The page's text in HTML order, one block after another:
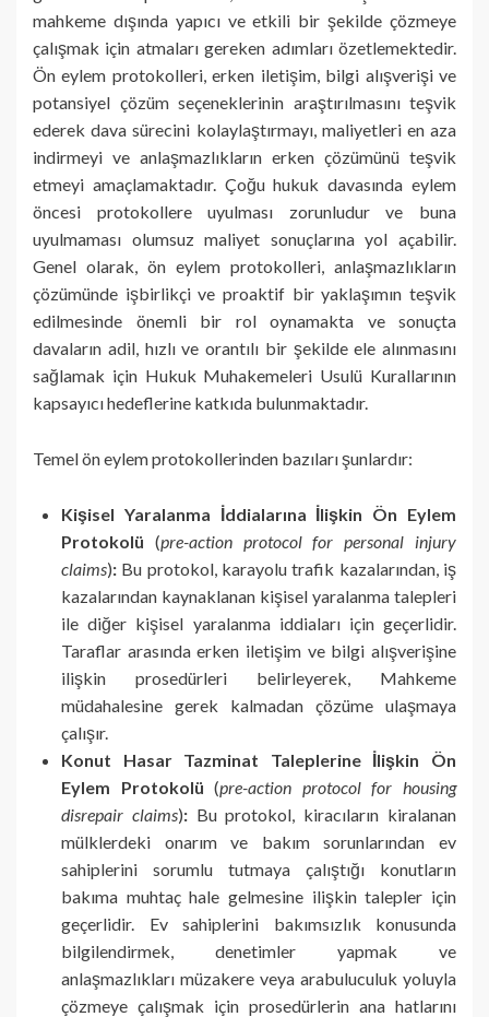
mahkeme dışında yapıcı ve etkili bir şekilde çözmeye
çalışmak için atmaları gereken adımları özetlemektedir.
Ön eylem protokolleri, erken iletişim, bilgi alışverişi ve
potansiyel çözüm seçeneklerinin araştırılmasını teşvik
ederek dava sürecini kolaylaştırmayı, maliyetleri en aza
indirmeyi ve anlaşmazlıkların erken çözümünü teşvik
etmeyi amaçlamaktadır. Çoğu hukuk davasında eylem
öncesi protokollere uyulması zorunludur ve buna
uyulmaması olumsuz maliyet sonuçlarına yol açabilir.
Genel olarak, ön eylem protokolleri, anlaşmazlıkların
çözümünde işbirlikçi ve proaktif bir yaklaşımın teşvik
edilmesinde önemli bir rol oynamakta ve sonuçta
davaların adil, hızlı ve orantılı bir şekilde ele alınmasını
sağlamak için Hukuk Muhakemeleri Usulü Kurallarının
kapsayıcı hedeflerine katkıda bulunmaktadır.
Temel ön eylem protokollerinden bazıları şunlardır:
Kişisel Yaralanma İddialarına İlişkin Ön Eylem
Protokolü (pre-action protocol for personal injury
claims): Bu protokol, karayolu trafik kazalarından, iş
kazalarından kaynaklanan kişisel yaralanma talepleri
ile diğer kişisel yaralanma iddiaları için geçerlidir.
Taraflar arasında erken iletişim ve bilgi alışverişine
ilişkin prosedürleri belirleyerek, Mahkeme
müdahalesine gerek kalmadan çözüme ulaşmaya
çalışır.
Konut Hasar Tazminat Taleplerine İlişkin Ön
Eylem Protokolü (pre-action protocol for housing
disrepair claims):Bu protokol, kiracıların kiralanan
mülklerdeki onarım ve bakım sorunlarından ev
sahiplerini sorumlu tutmaya çalıştığı konutların
bakıma muhtaç hale gelmesine ilişkin talepler için
geçerlidir. Ev sahiplerini bakımsızlık konusunda
bilgilendirmek, denetimler yapmak ve
anlaşmazlıkları müzakere veya arabuluculuk yoluyla
çözmeye çalışmak için prosedürlerin ana hatlarını